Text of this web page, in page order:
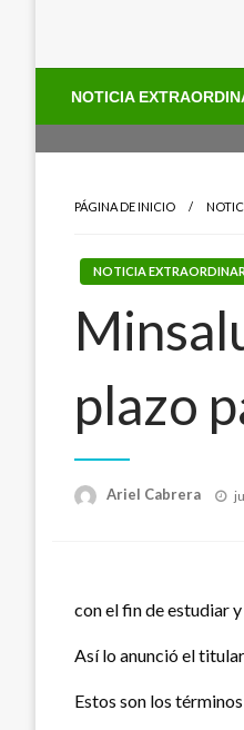
NOTICIA
PÁGINA DE INICIO
NOTICIA
plazo
Ariel Cabrera
con el fin de estudiar
Así lo anunció el
Estos son los